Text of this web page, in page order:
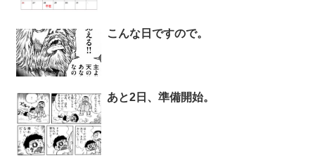
こんな日ですので。
あと2日、準備開始。